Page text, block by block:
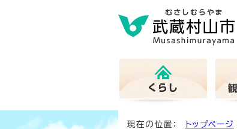
現在の位置： トップページ